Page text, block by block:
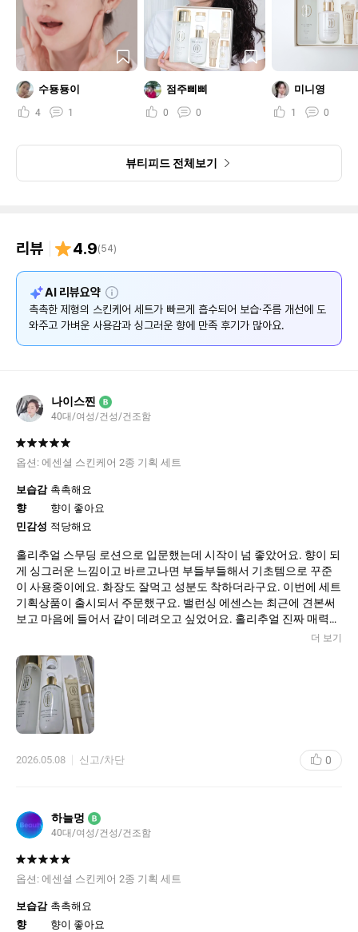
수둉둉이
4 1
점주삐삐
0 0
미니영
1 0
뷰티피드 전체보기
리뷰 4.9(54)
AI 리뷰요약 설
명
촉촉한 제형의 스킨케어 세트가 빠르게 흡수되어 보습·주름 개선에 도
와주고 가벼운 사용감과 싱그러운 향에 만족 후기가 많아요.
나이스찐 B
40대/여성/건성/건조함
옵션: 에센셜 스킨케어 2종 기획 세트
보습감 촉촉해요
향
향이 좋아요
민감성 적당해요
홀리추얼 스무딩 로션으로 입문했는데 시작이 넘 좋았어요. 향이 되
게 싱그러운 느낌이고 바르고나면 부들부들해서 기초템으로 꾸준
이 사용중이에요. 화장도 잘먹고 성분도 착하더라구요. 이번에 세트
기획상품이 출시되서 주문했구요. 밸런싱 에센스는 최근에 견본써
보고 마음에 들어서 같이 데려오고 싶었어요. 홀리추얼 진짜 매력있
네요ㅎ액티베이팅 세럼이랑 크림도 올려봐야겠어용 앞으로도 좋은
더 보기
2026.05.08 신고/차단 0
하늘멍 B
40대/여성/건성/건조함
옵션: 에센셜 스킨케어 2종 기획 세트
보습감 촉촉해요
향
향이 좋아요